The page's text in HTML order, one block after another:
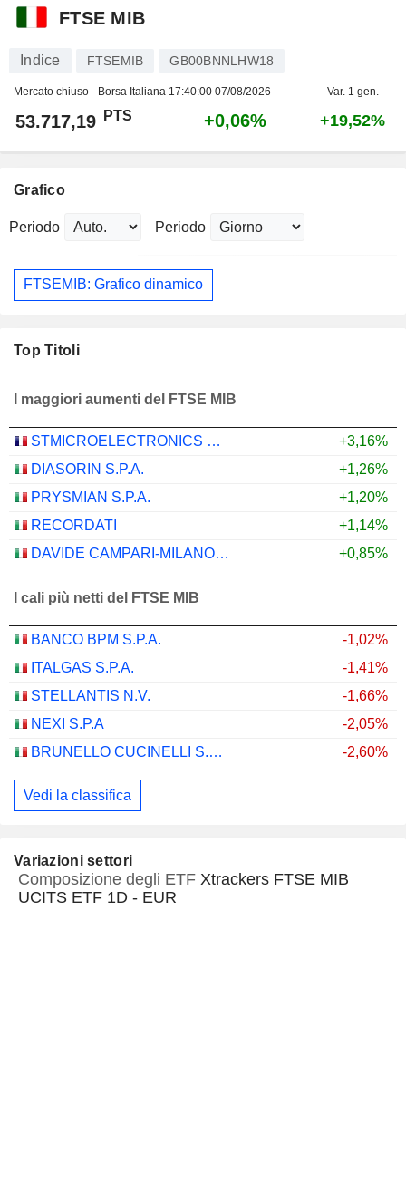
FTSE MIB
Indice FTSEMIB GB00BNNLHW18
Mercato chiuso - Borsa Italiana 17:40:00 07/08/2026 Var. 1 gen.
53.717,19 PTS +0,06% +19,52%
Grafico
Periodo Periodo
FTSEMIB: Grafico dinamico
Top Titoli
I maggiori aumenti del FTSE MIB
STMICROELECTRONICS N.V.
+3,16%
DIASORIN S.P.A.
+1,26%
PRYSMIAN S.P.A.
+1,20%
RECORDATI
+1,14%
DAVIDE CAMPARI-MILANO N.V.
+0,85%
I cali più netti del FTSE MIB
BANCO BPM S.P.A.
-1,02%
ITALGAS S.P.A.
-1,41%
STELLANTIS N.V.
-1,66%
NEXI S.P.A
-2,05%
BRUNELLO CUCINELLI S.P.A.
-2,60%
Vedi la classifica
Variazioni settori
Composizione degli ETF Xtrackers FTSE MIB
UCITS ETF 1D - EUR